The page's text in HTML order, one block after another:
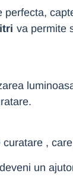
va permite
,
un